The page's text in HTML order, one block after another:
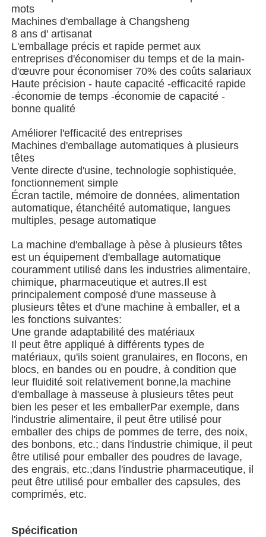
Machine à emballer à plusieurs voies
Machine déshydratante de machine à mettre sous
Machine à compter les cartes
Machines d'emballage
machine à cartonner
machine de remplissage
machine de boulette
Machine d'emballage de sacs à filets
machine à emballer de sac de maille
Machine à emballer verticale
Machine à emballer horizontale
Machine d'emballage à comptage visuel
Machine à emballer des poids à plusieurs têtes
mots
Machines d'emballage à Changsheng
8 ans d' artisanat
L'emballage précis et rapide permet aux
entreprises d'économiser du temps et de la main-
d'œuvre pour économiser 70% des coûts salariaux
Haute précision - haute capacité -efficacité rapide
-économie de temps -économie de capacité -
bonne qualité
Améliorer l'efficacité des entreprises
Machines d'emballage automatiques à plusieurs
têtes
Vente directe d'usine, technologie sophistiquée,
fonctionnement simple
Écran tactile, mémoire de données, alimentation
automatique, étanchéité automatique, langues
multiples, pesage automatique
La machine d'emballage à pèse à plusieurs têtes
est un équipement d'emballage automatique
couramment utilisé dans les industries alimentaire,
chimique, pharmaceutique et autres.Il est
principalement composé d'une masseuse à
plusieurs têtes et d'une machine à emballer, et a
les fonctions suivantes:
Une grande adaptabilité des matériaux
Il peut être appliqué à différents types de
matériaux, qu'ils soient granulaires, en flocons, en
blocs, en bandes ou en poudre, à condition que
leur fluidité soit relativement bonne,la machine
d'emballage à masseuse à plusieurs têtes peut
bien les peser et les emballerPar exemple, dans
l'industrie alimentaire, il peut être utilisé pour
emballer des chips de pommes de terre, des noix,
des bonbons, etc.; dans l'industrie chimique, il peut
être utilisé pour emballer des poudres de lavage,
des engrais, etc.;dans l'industrie pharmaceutique, il
peut être utilisé pour emballer des capsules, des
comprimés, etc.
Spécification